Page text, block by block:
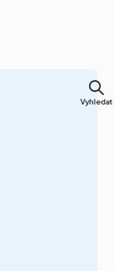
Vyhledat